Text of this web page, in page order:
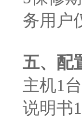
务用户
五、配
主机1
说明书